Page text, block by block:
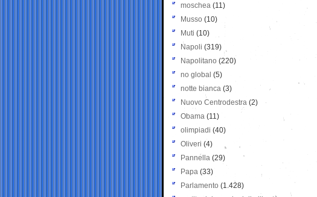
moschea (11)
Musso (10)
Muti (10)
Napoli (319)
Napolitano (220)
no global (5)
notte bianca (3)
Nuovo Centrodestra (2)
Obama (11)
olimpiadi (40)
Oliveri (4)
Pannella (29)
Papa (33)
Parlamento (1.428)